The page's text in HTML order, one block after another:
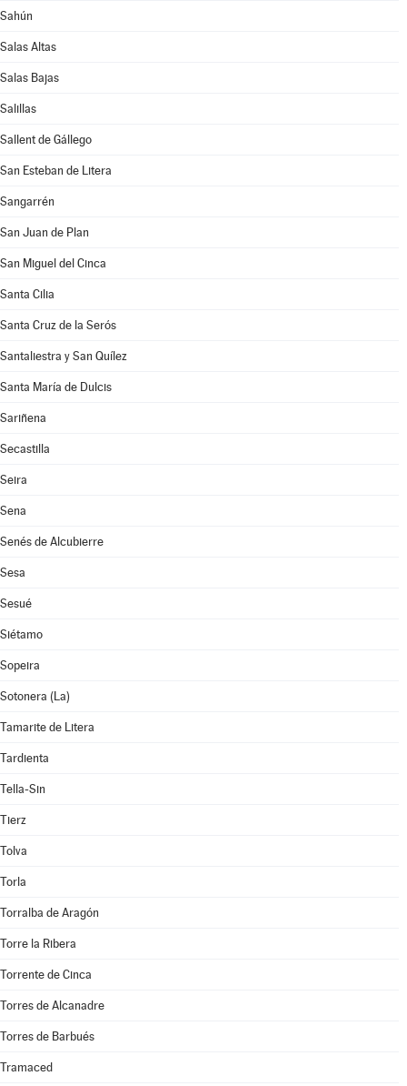
Sahún
Salas Altas
Salas Bajas
Salillas
Sallent de Gállego
San Esteban de Litera
Sangarrén
San Juan de Plan
San Miguel del Cinca
Santa Cilia
Santa Cruz de la Serós
Santaliestra y San Quílez
Santa María de Dulcis
Sariñena
Secastilla
Seira
Sena
Senés de Alcubierre
Sesa
Sesué
Siétamo
Sopeira
Sotonera (La)
Tamarite de Litera
Tardienta
Tella-Sin
Tierz
Tolva
Torla
Torralba de Aragón
Torre la Ribera
Torrente de Cinca
Torres de Alcanadre
Torres de Barbués
Tramaced